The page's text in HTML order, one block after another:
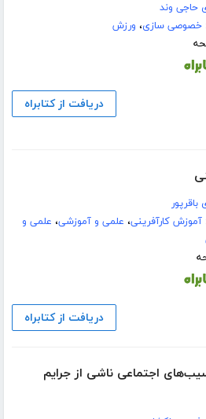
حاجی وند
خصوصی سازی، ورزش
دریافت از کتابراه
آموزش کارآفرینی، علمی و آموزشی، علمی و
دریافت از کتابراه
اجتماعی ناشی از جرایم